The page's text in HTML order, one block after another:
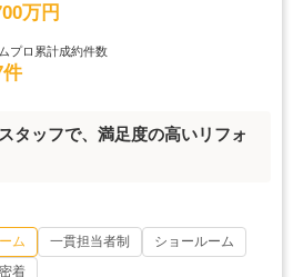
万円
プロ累計成約件数
件
タッフで、満足度の高いリフォ
ム 一貫担当者制
ショールーム
着